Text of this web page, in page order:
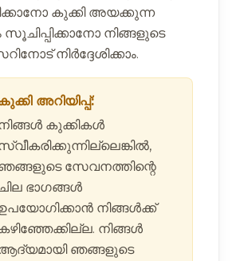
കുക്കി അയക്കുന്ന
നിങ്ങളുടെ
നിർദ്ദേശിക്കാം.
അറിയിപ്പ്:
കുക്കികൾ
സേവനത്തിന്റെ
ഭാഗങ്ങൾ
നിങ്ങൾക്ക്
നിങ്ങൾ
ഞങ്ങളുടെ